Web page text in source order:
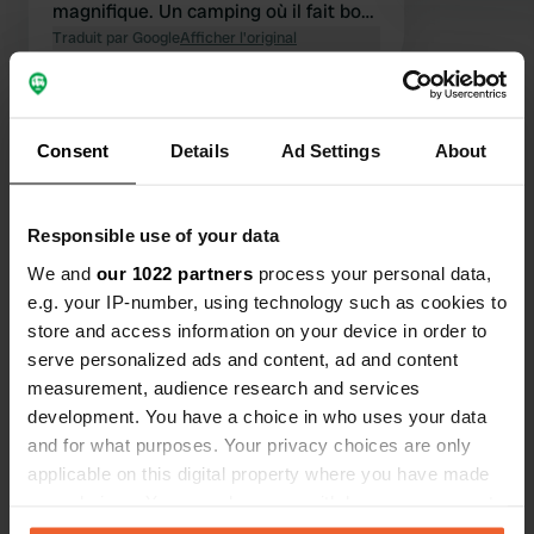
Consent Details Ad Settings About
Responsible use of your data
We and our 1022 partners process your personal data,
e.g. your IP-number, using technology such as cookies to
store and access information on your device in order to
serve personalized ads and content, ad and content
measurement, audience research and services
development. You have a choice in who uses your data
and for what purposes. Your privacy choices are only
applicable on this digital property where you have made
any time from the Cookie Declaration or by clicking on
magnifique. Un camping où il fait bon
revenir.
Traduit par GoogleAfficher l'original
Contact
Emplacement
Hesselinkdijk 1
7255 LK, Hengelo (Gld), Pays-Bas
Copie